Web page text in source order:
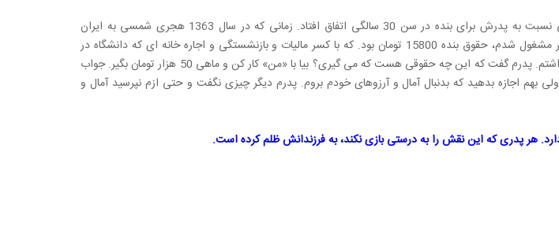
حرکتی مشابه حرکت پدرم در سن 16 سالگی نسبت به پدرش برای بنده در سن 30 سالگی اتفاق افتاد. زمانی که در سال 1363 هجری شمسی به ایران
بازگشتم و در دانشگاه شهید باهنر کرمان به کار مشغول شدم، حقوق بنده 15800 تومان بود. که با کسر مالیات و بازنشستگی و اجاره خانه ای که دانشگاه در
اختیار بنده گذاشته بود حدود ده هزار تومان داشتم. پدرم گفت که این چه حقوقی هست که می گیری؟ بیا با «من» کار کن و ماهی 50 هزار تومان بگیر. جواب
بهم اجازه بدهید که بدنبال آمال و آرزوهای خودم بروم. پدرم دیگر چیزی نگفت و حتی ازم نپرسید آمال و
هر پدری که این نقش را به درستی بازی نکند، به فرزندانش ظلم کرده است.